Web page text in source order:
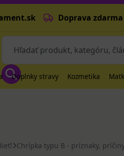
Doprava zdarma
Doplnky stravy Kozmetika
Chrípka typu B - príznaky,